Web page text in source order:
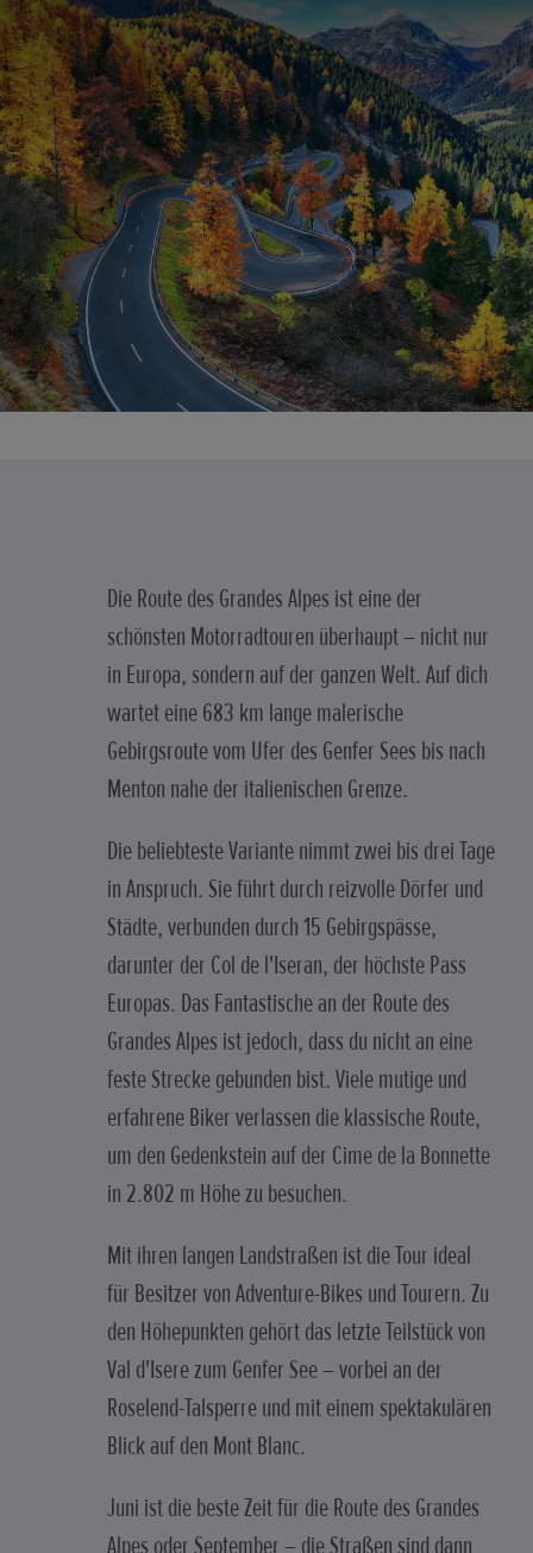
Die Route des Grandes Alpes ist eine der
schönsten Motorradtouren überhaupt – nicht nur
in Europa, sondern auf der ganzen Welt. Auf dich
wartet eine 683 km lange malerische
Gebirgsroute vom Ufer des Genfer Sees bis nach
Menton nahe der italienischen Grenze.
Die beliebteste Variante nimmt zwei bis drei Tage
in Anspruch. Sie führt durch reizvolle Dörfer und
Städte, verbunden durch 15 Gebirgspässe,
darunter der Col de l'Iseran, der höchste Pass
Europas. Das Fantastische an der Route des
Grandes Alpes ist jedoch, dass du nicht an eine
feste Strecke gebunden bist. Viele mutige und
erfahrene Biker verlassen die klassische Route,
um den Gedenkstein auf der Cime de la Bonnette
in 2.802 m Höhe zu besuchen.
Mit ihren langen Landstraßen ist die Tour ideal
für Besitzer von Adventure-Bikes und Tourern. Zu
den Höhepunkten gehört das letzte Teilstück von
Val d'Isere zum Genfer See – vorbei an der
Roselend-Talsperre und mit einem spektakulären
Blick auf den Mont Blanc.
Juni ist die beste Zeit für die Route des Grandes